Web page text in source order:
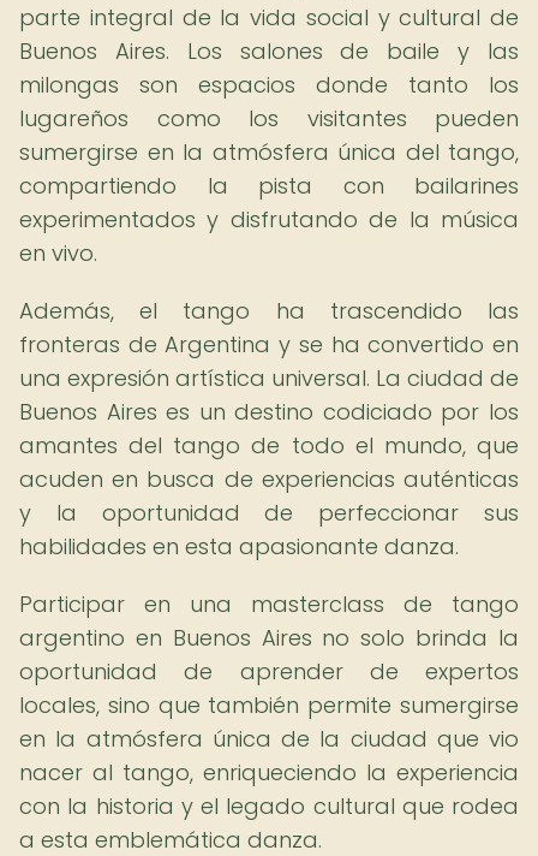
parte integral de la vida social y cultural de
Buenos Aires. Los salones de baile y las
milongas son espacios donde tanto los
lugareños como los visitantes pueden
sumergirse en la atmósfera única del tango,
compartiendo la pista con bailarines
experimentados y disfrutando de la música
en vivo.
Además, el tango ha trascendido las
fronteras de Argentina y se ha convertido en
una expresión artística universal. La ciudad de
Buenos Aires es un destino codiciado por los
amantes del tango de todo el mundo, que
acuden en busca de experiencias auténticas
y la oportunidad de perfeccionar sus
habilidades en esta apasionante danza.
Participar en una masterclass de tango
argentino en Buenos Aires no solo brinda la
oportunidad de aprender de expertos
locales, sino que también permite sumergirse
en la atmósfera única de la ciudad que vio
nacer al tango, enriqueciendo la experiencia
con la historia y el legado cultural que rodea
a esta emblemática danza.